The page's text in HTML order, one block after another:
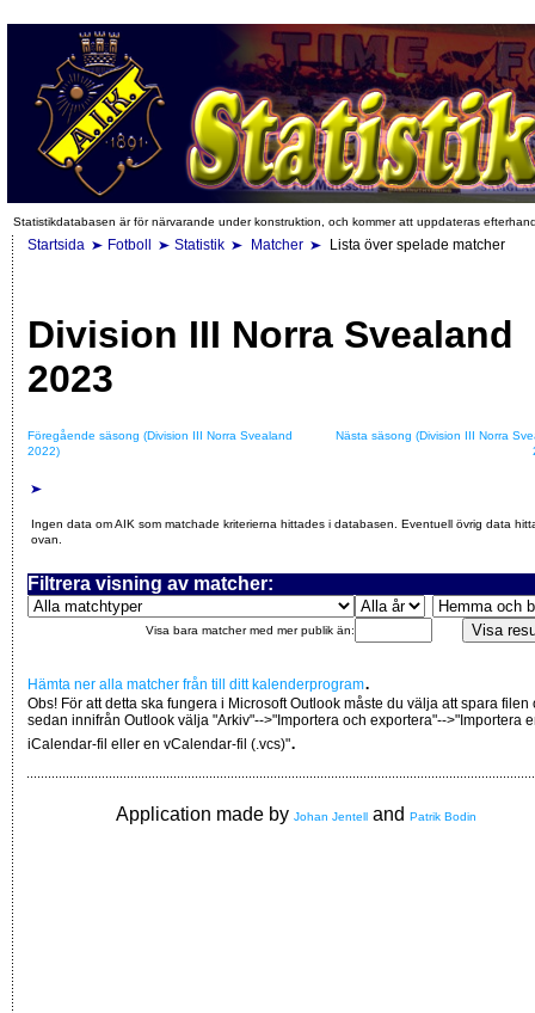
Statistikdatabasen är för närvarande under konstruktion, och kommer att uppdateras
Startsida Fotboll Statistik Matcher Lista över spelade matcher
Division III Norra Svealand
2023
Föregående säsong (Division III Norra Svealand
2022)
Nästa säsong (Division III Norra
Ingen data om AIK som matchade kriterierna hittades i databasen. Eventuell övrig data
ovan.
Filtrera visning av matcher:
Visa bara matcher med mer publik än:
Hämta ner alla matcher från till ditt kalenderprogram.
Obs! För att detta ska fungera i Microsoft Outlook måste du välja att spara filen
sedan innifrån Outlook välja "Arkiv"-->"Importera och exportera"-->"Importera
iCalendar-fil eller en vCalendar-fil (.vcs)".
Application made by Johan Jentell and Patrik Bodin